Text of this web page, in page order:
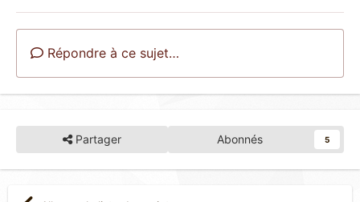
Répondre à ce sujet…
Partager Abonnés 5